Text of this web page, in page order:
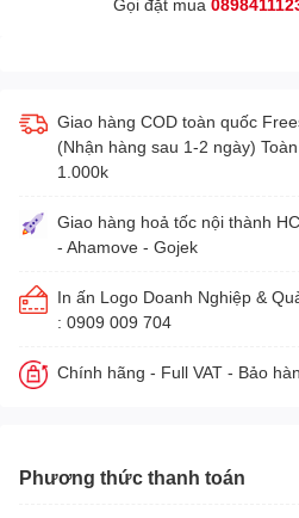
Gọi đặt mua
Giao hàng COD toàn quốc
(Nhận hàng sau 1-2 ngày)
1.000k
Giao hàng hoả tốc nội thành
- Ahamove - Gojek
In ấn Logo Doanh Nghiệp &
: 0909 009 704
Chính hãng - Full VAT - Bảo
Phương thức thanh toán